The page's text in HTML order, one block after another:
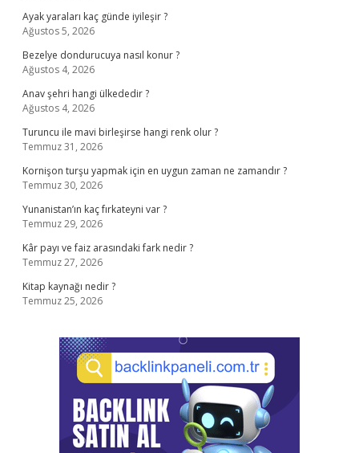
Ayak yaraları kaç günde iyileşir ?
Ağustos 5, 2026
Bezelye dondurucuya nasıl konur ?
Ağustos 4, 2026
Anav şehri hangi ülkededir ?
Ağustos 4, 2026
Turuncu ile mavi birleşirse hangi renk olur ?
Temmuz 31, 2026
Kornişon turşu yapmak için en uygun zaman ne zamandır ?
Temmuz 30, 2026
Yunanistan’ın kaç fırkateyni var ?
Temmuz 29, 2026
Kâr payı ve faiz arasındaki fark nedir ?
Temmuz 27, 2026
Kitap kaynağı nedir ?
Temmuz 25, 2026